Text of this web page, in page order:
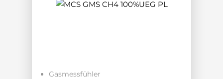
Gasmessfühler